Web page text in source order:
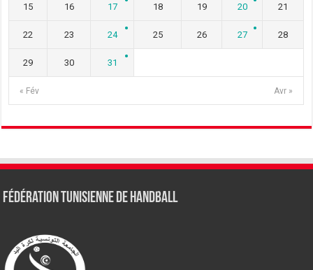
« Fév Avr »
15 16 17 18 19 20 21
22 23 24 25 26 27 28
29 30 31
Fédération tunisienne de Handball